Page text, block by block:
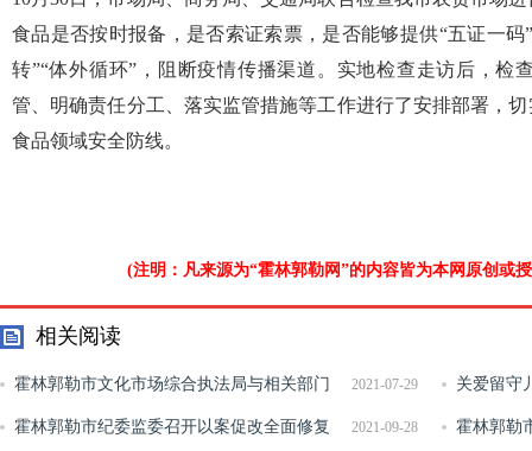
食品是否按时报备，是否索证索票，是否能够提供“五证一
转”“体外循环”，阻断疫情传播渠道。实地检查走访后，检
管、明确责任分工、落实监管措施等工作进行了安排部署，
食品领域安全防线。
(注明：凡来源为“霍林郭勒网”的内容皆为本网原创或
相关阅读
2021-07-29
霍林郭勒市文化市场综合执法局与相关部门
联合开展旅游行业领域检查
关爱留守
2021-09-28
霍林郭勒市纪委监委召开以案促改全面修复 霍林郭勒